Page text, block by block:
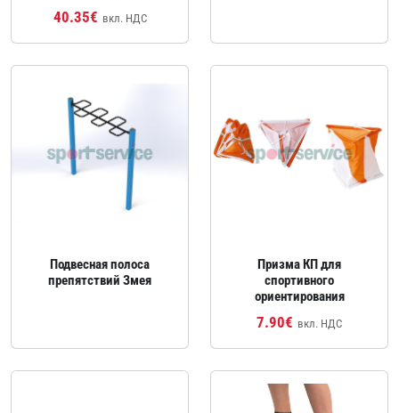
40.35€ вкл. НДС
Подвесная полоса
препятствий Змея
Призма КП для
спортивного
ориентирования
7.90€ вкл. НДС